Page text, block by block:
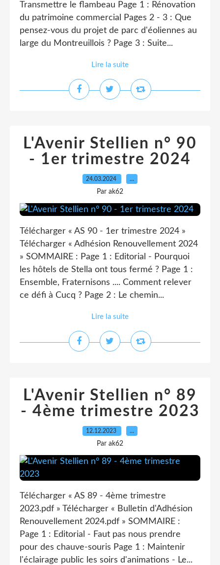
Transmettre le flambeau Page 1 : Rénovation
du patrimoine commercial Pages 2 - 3 : Que
pensez-vous du projet de parc d'éoliennes au
large du Montreuillois ? Page 3 : Suite...
Lire la suite
L'Avenir Stellien n° 90
- 1er trimestre 2024
24.03.2024 …
Par ak62
Télécharger « AS 90 - 1er trimestre 2024 »
Télécharger « Adhésion Renouvellement 2024
» SOMMAIRE : Page 1 : Editorial - Pourquoi
les hôtels de Stella ont tous fermé ? Page 1 :
Ensemble, Fraternisons .... Comment relever
ce défi à Cucq ? Page 2 : Le chemin...
Lire la suite
L'Avenir Stellien n° 89
- 4ème trimestre 2023
12.12.2023 …
Par ak62
Télécharger « AS 89 - 4ème trimestre
2023.pdf » Télécharger « Bulletin d'Adhésion
Renouvellement 2024.pdf » SOMMAIRE :
Page 1 : Editorial - Faut pas nous prendre
pour des chauve-souris Page 1 : Maintenir
l'éclairage public les soirs d'animations - Le...